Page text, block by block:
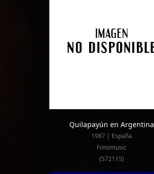
Quilapayún en Argentina
1987 | España
Fonomusic
(572115)